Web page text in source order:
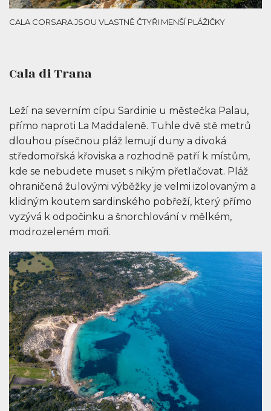
CALA CORSARA JSOU VLASTNĚ ČTYŘI MENŠÍ PLÁŽIČKY
Cala di Trana
Leží na severním cípu Sardinie u městečka Palau,
přímo naproti La Maddaleně. Tuhle dvě stě metrů
dlouhou písečnou pláž lemují duny a divoká
středomořská křoviska a rozhodně patří k místům,
kde se nebudete muset s nikým přetlačovat. Pláž
ohraničená žulovými výběžky je velmi izolovaným a
klidným koutem sardinského pobřeží, který přímo
vyzývá k odpočinku a šnorchlování v mělkém,
modrozeleném moři.